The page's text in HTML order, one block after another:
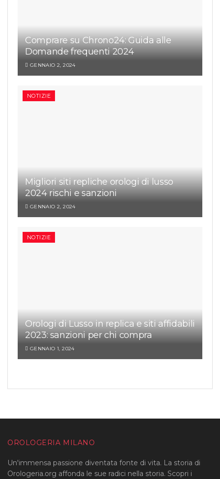
Comprare su Chrono24: Guida alle
Domande frequenti 2024
GENNAIO 2, 2024
NOTIZIE
Migliori siti repliche orologi di lusso
2024 rischi e sanzioni
GENNAIO 2, 2024
NOTIZIE
Orologi di Lusso in replica e siti affidabili
2023: sanzioni per chi compra
GENNAIO 1, 2024
OROLOGERIA MILANO
Un'immensa passione diventata fonte di vita. La storia di
Orologeria.org affonda le sue radici nella storia. Scopri i